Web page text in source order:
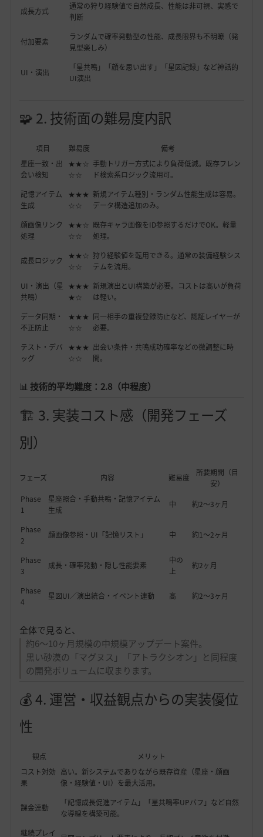
成長方式
通常の狩り経験値で自然成長、性能は非可視、実感で
判断
付加要素
ランダムで確率発動型の性能、成長限界も不明瞭（発
見型楽しみ）
UI・演出
「星共鳴」「顔を思い出す」「星図記録」など神話的
UI演出
🧩 2. 技術面の難易度内訳
項目 難易度
備考
星座一致・出
会い検知
★★☆
☆☆
手動トリガー方式により負荷低減。既存フレン
ド検索系ロジック流用可。
記憶アイテム
生成
★★★
☆☆
新規アイテム種別・ランダム性能生成は容易。
データ構造追加のみ。
顔画像リンク
処理
★★☆
☆☆
既存キャラ画像をID参照するだけでOK。軽量
処理。
成長ロジック
★★☆
☆☆
狩り経験値を転用できる。通常の装備経験シス
テムを流用。
UI・演出（星
共鳴）
★★★
★☆
新規演出とUI構築が必要。コストは高いが負荷
は軽い。
データ同期・
不正防止
★★★
☆☆
同一相手の重複登録防止など、認証レイヤーが
必要。
テスト・デバ
ッグ
★★★
☆☆
出会い条件・共鳴成功確率などの微調整に時
間。
📊 技術的平均難度：2.8（中程度）
🏗️ 3. 実装コスト感（開発フェーズ
別）
フェーズ 内容 難易度
所要期間（目
安）
Phase
1
星座照合・手動共鳴・記憶アイテム
生成
中 約2〜3ヶ月
Phase
2
顔画像参照・UI「記憶リスト」 中 約1〜2ヶ月
Phase
3
成長・確率発動・隠し性能要素
中の
上
約2ヶ月
Phase
4
星図UI／演出統合・イベント連動 高 約2〜3ヶ月
全体で見ると、
約6〜10ヶ月規模の中規模アップデート案件。
黒い砂漠の「マグヌス」「アトラクシオン」と同程度
の開発ボリュームに収まります。
💰 4. 運営・収益観点からの実装優位
性
観点
メリット
コスト対効
果
高い。新システムでありながら既存資産（星座・顔画
像・経験値・UI）を最大活用。
課金連動
「記憶成長促進アイテム」「星共鳴率UPバフ」など自然
な導線を構築可能。
継続プレイ